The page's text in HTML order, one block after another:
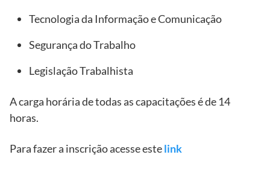
Tecnologia da Informação e Comunicação
Segurança do Trabalho
Legislação Trabalhista
A carga horária de todas as capacitações é de 14
horas.
Para fazer a inscrição acesse estelink